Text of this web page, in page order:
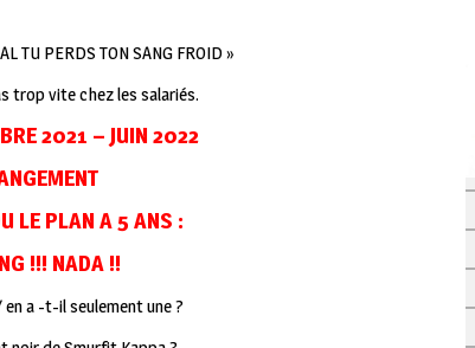
TU PERDS TON SANG FROID »
trop vite chez les salariés.
2021 – JUIN 2022
LE PLAN A 5 ANS :
!!! NADA !!
a -t-il seulement une ?